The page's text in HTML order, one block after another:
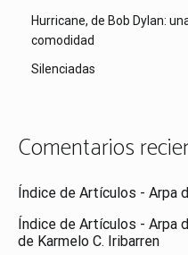
Hurricane, de Bob Dylan:
comodidad
Silenciadas
Comentarios
Índice de Artículos - Arpa
Índice de Artículos - Arpa
de Karmelo C. Iribarren